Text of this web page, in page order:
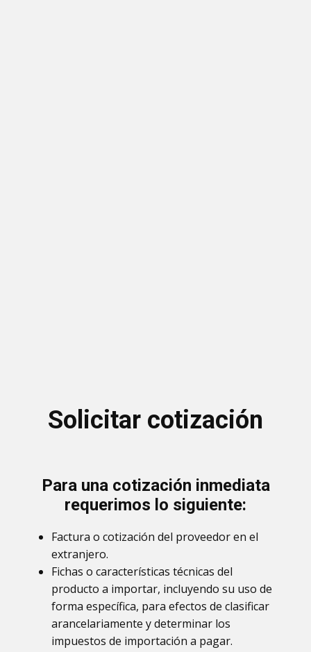
Solicitar cotización
Para una cotización inmediata
requerimos lo siguiente:
Factura o cotización del proveedor en el
extranjero.
Fichas o características técnicas del
producto a importar, incluyendo su uso de
forma específica, para efectos de clasificar
arancelariamente y determinar los
impuestos de importación a pagar.